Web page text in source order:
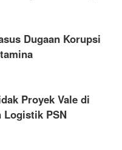
Dugaan Korupsi
Proyek Vale di
Logistik PSN